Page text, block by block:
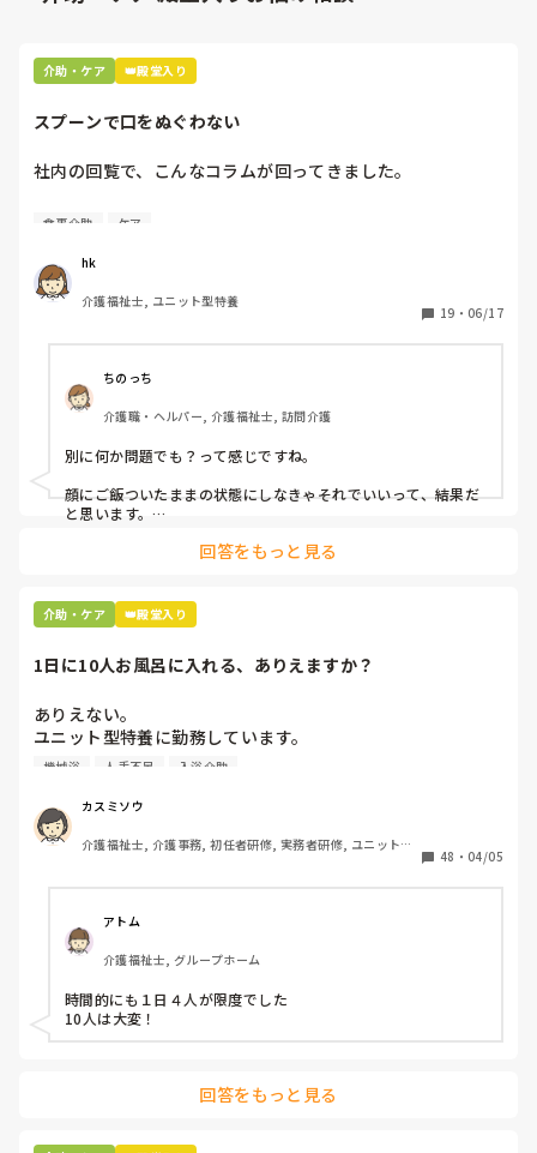
介助・ケア 👑殿堂入り
スプーンで口をぬぐわない
社内の回覧で、こんなコラムが回ってきました。
[スプーンで口をぬぐわない]
自分やっちゃってるなと思いました。
皆さんはどうですか⁇
食事介助 ケア
hk
介護福祉士, ユニット型特養
19 ・ 06/17
ちのっち
介護職・ヘルパー, 介護福祉士, 訪問介護
別に何か問題でも？って感じですね。
顔にご飯ついたままの状態にしなきゃそれでいいって、結果だ
と思います。
私お風呂専属でバイトしてるんですけど、お風呂の時に顔にカ
あーやってくれなかったんだなって。スプーンでぬぐったりそ
んなことすら、やらないのかね、酷いスタッフとか思いなが
回答をもっと見る
介助・ケア 👑殿堂入り
1日に10人お風呂に入れる、ありえますか？
ありえない。
ユニット型特養に勤務しています。
人手不足で入浴のない日があるため、今度1日に10人入れて
午前中に5人、午後から1人助っ人つけるので5人入れて下さ
いとのことです。
ここはほぼ全員寝たきりの方ですよ。ありえますか？
機械浴 人手不足 入浴介助
カスミソウ
介護福祉士, 介護事務, 初任者研修, 実務者研修, ユニット型
48 ・ 04/05
アトム
介護福祉士, グループホーム
時間的にも１日４人が限度でした
10人は大変！
回答をもっと見る